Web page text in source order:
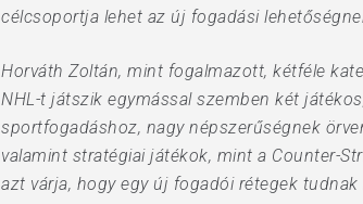
célcsoportja lehet az új fogadási
Horváth Zoltán, mint fogalmazott, kétféle
NHL-t játszik egymással szemben két
sportfogadáshoz, nagy népszerűségnek
valamint stratégiai játékok, mint a Counter-
azt várja, hogy egy új fogadói rétegek